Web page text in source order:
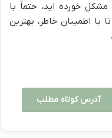
خورده اید، حتماً با
اطمینان خاطر، بهترین
آدرس کوتاه مطلب